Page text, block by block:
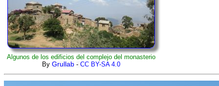
Algunos de los edificios del complejo del monasterio
By Grullab - CC BY-SA 4.0